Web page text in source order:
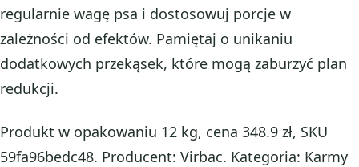
regularnie wagę psa i dostosowuj porcje w
zależności od efektów. Pamiętaj o unikaniu
dodatkowych przekąsek, które mogą zaburzyć plan
redukcji.
Produkt w opakowaniu 12 kg, cena 348.9 zł, SKU
59fa96bedc48. Producent: Virbac. Kategoria: Karmy